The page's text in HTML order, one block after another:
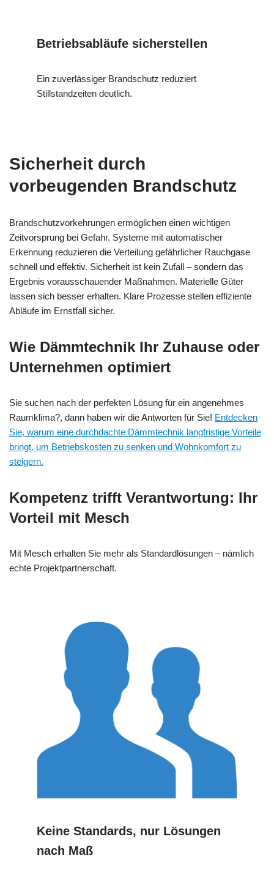
Betriebsabläufe sicherstellen
Ein zuverlässiger Brandschutz reduziert
Stillstandzeiten deutlich.
Sicherheit durch
vorbeugenden Brandschutz
Brandschutzvorkehrungen ermöglichen einen wichtigen
Zeitvorsprung bei Gefahr. Systeme mit automatischer
Erkennung reduzieren die Verteilung gefährlicher Rauchgase
schnell und effektiv. Sicherheit ist kein Zufall – sondern das
Ergebnis vorausschauender Maßnahmen. Materielle Güter
lassen sich besser erhalten. Klare Prozesse stellen effiziente
Abläufe im Ernstfall sicher.
Wie Dämmtechnik Ihr Zuhause oder
Unternehmen optimiert
Sie suchen nach der perfekten Lösung für ein angenehmes
Raumklima?, dann haben wir die Antworten für Sie! Entdecken
Sie, warum eine durchdachte Dämmtechnik langfristige Vorteile
bringt, um Betriebskosten zu senken und Wohnkomfort zu
steigern.
Kompetenz trifft Verantwortung: Ihr
Vorteil mit Mesch
Mit Mesch erhalten Sie mehr als Standardlösungen – nämlich
echte Projektpartnerschaft.
Keine Standards, nur Lösungen
nach Maß